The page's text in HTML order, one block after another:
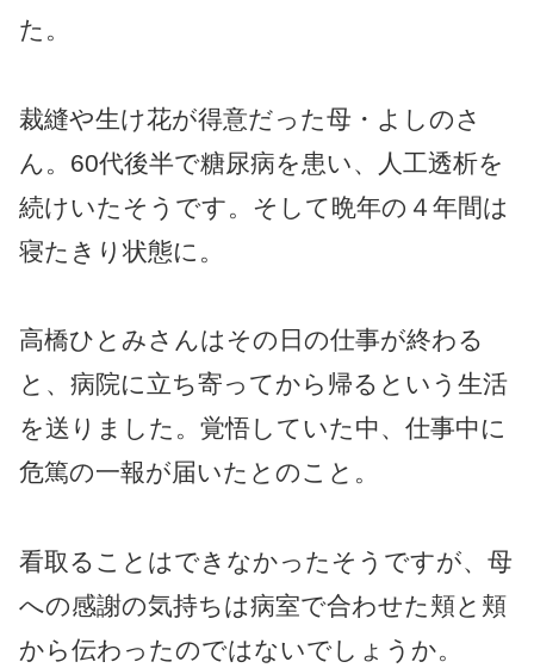
た。
裁縫や生け花が得意だった母・よしのさ
ん。60代後半で糖尿病を患い、人工透析を
続けいたそうです。そして晩年の４年間は
寝たきり状態に。
高橋ひとみさんはその日の仕事が終わる
と、病院に立ち寄ってから帰るという生活
を送りました。覚悟していた中、仕事中に
危篤の一報が届いたとのこと。
看取ることはできなかったそうですが、母
への感謝の気持ちは病室で合わせた頬と頬
から伝わったのではないでしょうか。